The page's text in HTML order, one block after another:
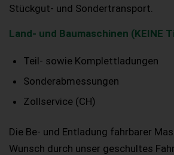
Stückgut- und Sondertransport.
Land- und Baumaschinen (KEINE
Teil- sowie Komplettladungen
Sonderabmessungen
Zollservice (CH)
Die Be- und Entladung fahrbarer
Wunsch durch unser geschultes